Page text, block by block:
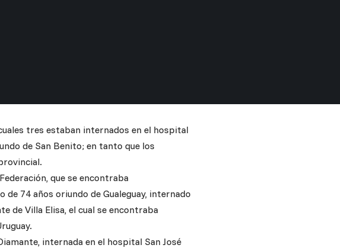
tres estaban internados en el hospital
de San Benito; en tanto que los
que se encontraba
74 años oriundo de Gualeguay, internado
de Villa Elisa, el cual se encontraba
internada en el hospital San José